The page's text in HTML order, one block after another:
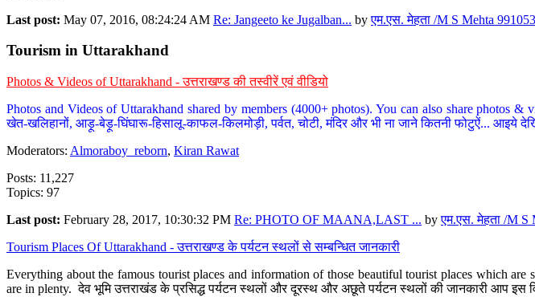
Last post: May 07, 2016, 08:24:24 AM Re: Jangeeto ke Jugalban... byएम.एस. मेहता /M S Mehta
Tourism in Uttarakhand
Photos & Videos of Uttarakhand - उत्तराखण्ड की तस्वीरें एवं वीडियो
Photos and Videos of Uttarakhand shared by members (4000+ photos). You can also share photos
खेत-खलिहानों, आड़ू-बेड़ू-घिंघारू-हिसालू-काफल-किलमोड़ी, पर्वत, चोटी, मंदिर और भी ना जाने कितनी फोटुऐं... आइये
Moderators: Almoraboy_reborn, Kiran Rawat
Posts: 11,227
Topics: 97
Last post: February 28, 2017, 10:30:32 PM Re: PHOTO OF MAANA,LAST ... byएम.एस. मेहता /M S
Tourism Places Of Uttarakhand - उत्तराखण्ड के पर्यटन स्थलों से सम्बन्धित जानकारी
Everything about the famous tourist places and information of those beautiful tourist places which
are in plenty. देव भूमि उत्तराखंड के प्रसिद्ध पर्यटन स्थलों और दूरस्थ और अछूते पर्यटन स्थलों की जानकारी आप